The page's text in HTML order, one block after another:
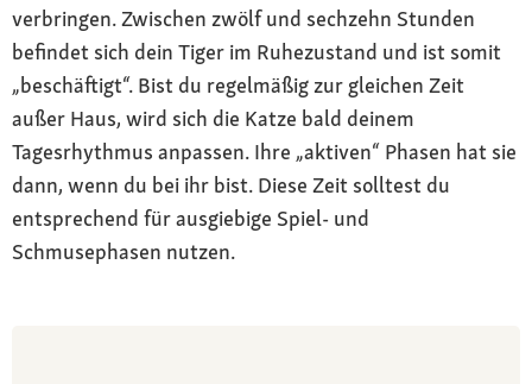
verbringen. Zwischen zwölf und sechzehn Stunden
befindet sich dein Tiger im Ruhezustand und ist somit
„beschäftigt“. Bist du regelmäßig zur gleichen Zeit
außer Haus, wird sich die Katze bald deinem
Tagesrhythmus anpassen. Ihre „aktiven“ Phasen hat sie
dann, wenn du bei ihr bist. Diese Zeit solltest du
entsprechend für ausgiebige Spiel- und
Schmusephasen nutzen.